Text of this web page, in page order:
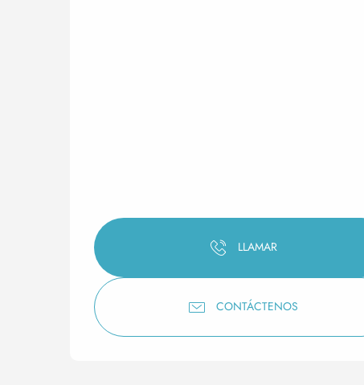
LLAMAR
CONTÁCTENOS